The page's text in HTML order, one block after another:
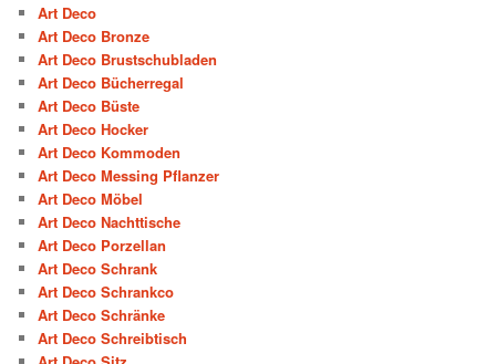
Art Deco
Art Deco Bronze
Art Deco Brustschubladen
Art Deco Bücherregal
Art Deco Büste
Art Deco Hocker
Art Deco Kommoden
Art Deco Messing Pflanzer
Art Deco Möbel
Art Deco Nachttische
Art Deco Porzellan
Art Deco Schrank
Art Deco Schrankco
Art Deco Schränke
Art Deco Schreibtisch